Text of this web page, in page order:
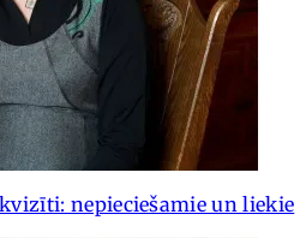
nepieciešamie un liekie